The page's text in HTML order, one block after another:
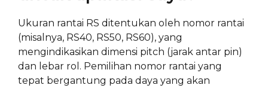
Ukuran rantai RS ditentukan oleh nomor rantai
(misalnya, RS40, RS50, RS60), yang
mengindikasikan dimensi pitch (jarak antar pin)
dan lebar rol. Pemilihan nomor rantai yang
tepat bergantung pada daya yang akan